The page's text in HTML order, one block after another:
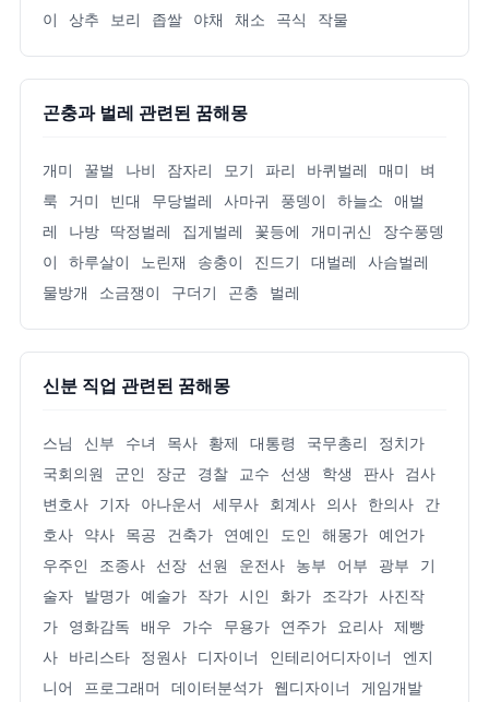
이
상추 보리 좁쌀 야채 채소 곡식 작물
곤충과 벌레 관련된 꿈해몽
개미 꿀벌 나비 잠자리 모기 파리 바퀴벌레 매미
벼
룩
거미 빈대 무당벌레 사마귀 풍뎅이 하늘소
애벌
레
나방 딱정벌레 집게벌레 꽃등에 개미귀신
장수풍뎅
이
하루살이 노린재 송충이 진드기 대벌레
사슴벌레
물방개
소금쟁이 구더기 곤충 벌레
신분 직업 관련된 꿈해몽
스님 신부 수녀 목사 황제 대통령 국무총리
정치가
국회의원
군인 장군 경찰 교수 선생 학생 판사
검사
변호사
기자 아나운서 세무사 회계사 의사 한의사
간
호사
약사 목공 건축가 연예인 도인 해몽가 예언가
우주인
조종사 선장 선원 운전사 농부 어부 광부
기
술자
발명가 예술가 작가 시인 화가 조각가 사진작
가
영화감독 배우 가수 무용가 연주가 요리사 제빵
사
바리스타 정원사 디자이너 인테리어디자이너
엔지
니어
프로그래머 데이터분석가 웹디자이너 게임개발